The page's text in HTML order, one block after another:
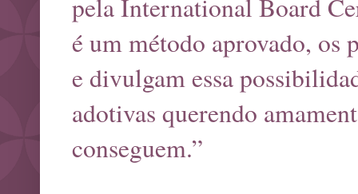
pela International Board
é um método aprovado, os
e divulgam essa
adotivas querendo
conseguem.”